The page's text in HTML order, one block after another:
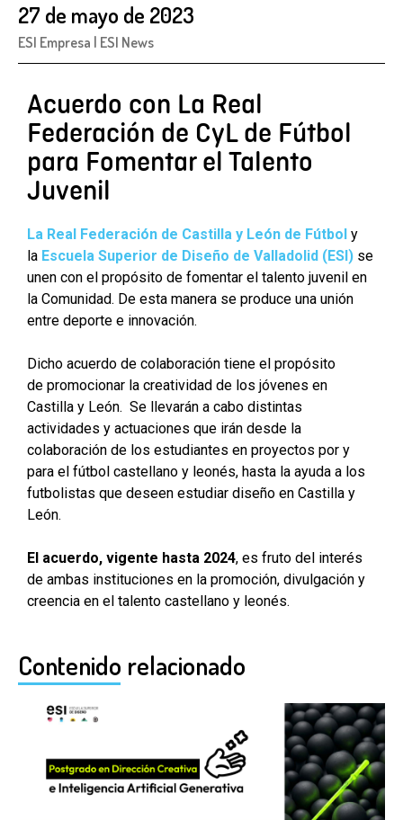
27 de mayo de 2023
ESI Empresa ESI News
Acuerdo con La Real
Federación de CyL de Fútbol
para Fomentar el Talento
Juvenil
La Real Federación de Castilla y León de Fútbol y
la Escuela Superior de Diseño de Valladolid (ESI) se
unen con el propósito de fomentar el talento juvenil en
la Comunidad. De esta manera se produce una unión
entre deporte e innovación.
Dicho acuerdo de colaboración tiene el propósito
de promocionar la creatividad de los jóvenes en
Castilla y León. Se llevarán a cabo distintas
actividades y actuaciones que irán desde la
colaboración de los estudiantes en proyectos por y
para el fútbol castellano y leonés, hasta la ayuda a los
futbolistas que deseen estudiar diseño en Castilla y
León.
El acuerdo, vigente hasta 2024, es fruto del interés
de ambas instituciones en la promoción, divulgación y
creencia en el talento castellano y leonés.
Contenido relacionado